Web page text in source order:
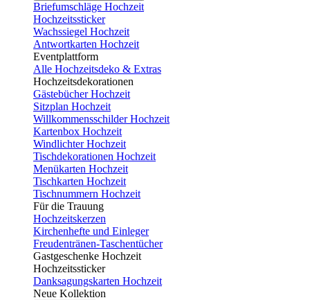
Briefumschläge Hochzeit
Hochzeitssticker
Wachssiegel Hochzeit
Antwortkarten Hochzeit
Eventplattform
Alle Hochzeitsdeko & Extras
Hochzeitsdekorationen
Gästebücher Hochzeit
Sitzplan Hochzeit
Willkommensschilder Hochzeit
Kartenbox Hochzeit
Windlichter Hochzeit
Tischdekorationen Hochzeit
Menükarten Hochzeit
Tischkarten Hochzeit
Tischnummern Hochzeit
Für die Trauung
Hochzeitskerzen
Kirchenhefte und Einleger
Freudentränen-Taschentücher
Gastgeschenke Hochzeit
Hochzeitssticker
Danksagungskarten Hochzeit
Neue Kollektion